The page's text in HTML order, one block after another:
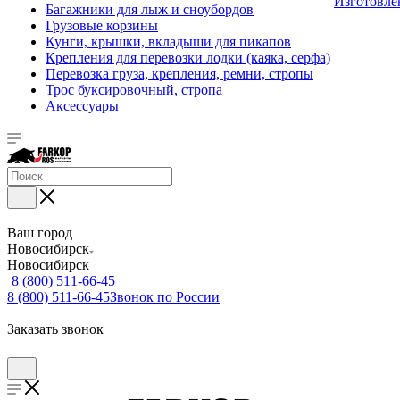
Багажники для лыж и сноубордов
Грузовые корзины
Кунги, крышки, вкладыши для пикапов
Крепления для перевозки лодки (каяка, серфа)
Перевозка груза, крепления, ремни, стропы
Трос буксировочный, стропа
Аксессуары
Ваш город
Новосибирск
Новосибирск
8 (800) 511-66-45
8 (800) 511-66-45Звонок по России
Заказать звонок